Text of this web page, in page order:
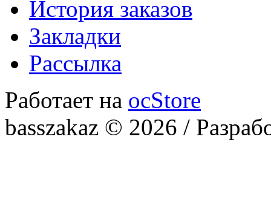
История заказов
Закладки
Рассылка
Работает на ocStore
basszakaz © 2026 /